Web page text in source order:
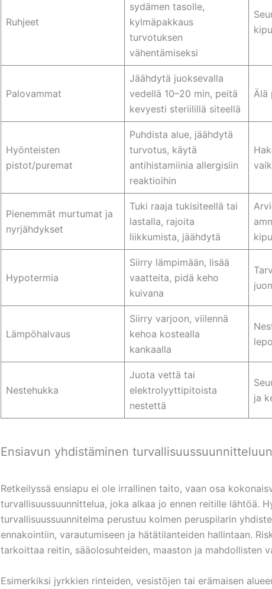
Ruhjeet
sydämen tasolle,
kylmäpakkaus
turvotuksen
vähentämiseksi
Palovammat
Jäähdytä juoksevalla
vedellä 10–20 min, peitä
kevyesti steriilillä siteellä
Älä
Hyönteisten
pistot/puremat
Puhdista alue, jäähdytä
turvotus, käytä
antihistamiinia allergisiin
reaktioihin
Pienemmät murtumat ja
nyrjähdykset
Tuki raaja tukisiteellä tai
lastalla, rajoita
liikkumista, jäähdytä
Hypotermia
Siirry lämpimään, lisää
vaatteita, pidä keho
kuivana
Lämpöhalvaus
Siirry varjoon, viilennä
kehoa kostealla
kankaalla
lepo
Nestehukka
Juota vettä tai
elektrolyyttipitoista
nestettä
ja
Ensiavun yhdistäminen turvallisuussuunnitteluun
Retkeilyssä ensiapu ei ole irrallinen taito, vaan osa
turvallisuussuunnittelua, joka alkaa jo ennen reitille lähtöä.
turvallisuussuunnitelma perustuu kolmen peruspilarin
ennakointiin, varautumiseen ja hätätilanteiden hallintaan.
tarkoittaa reitin, sääolosuhteiden, maaston ja mahdollisten
Esimerkiksi jyrkkien rinteiden, vesistöjen tai erämaisen